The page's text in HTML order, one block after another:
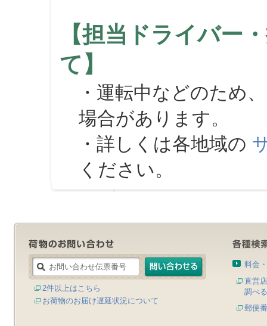
【担当ドライバー
て】
・運転中などのため
場合があります。
・詳しくは各地域の
ください。
2件以上はこちら
お荷物のお届け遅延状況について
料金
直営
調べる
郵便